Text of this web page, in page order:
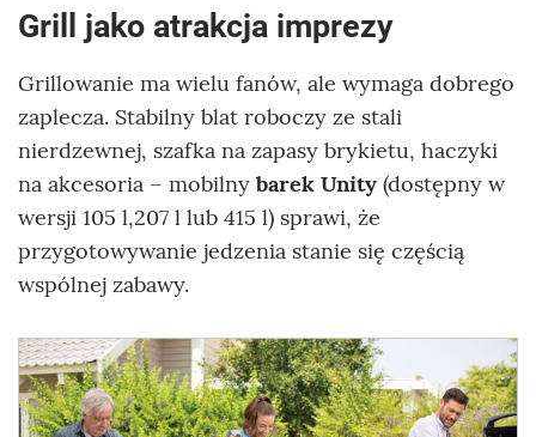
Grill jako atrakcja imprezy
Grillowanie ma wielu fanów, ale wymaga dobrego
zaplecza. Stabilny blat roboczy ze stali
nierdzewnej, szafka na zapasy brykietu, haczyki
na akcesoria – mobilny barek Unity (dostępny w
wersji 105 l,207 l lub 415 l) sprawi, że
przygotowywanie jedzenia stanie się częścią
wspólnej zabawy.